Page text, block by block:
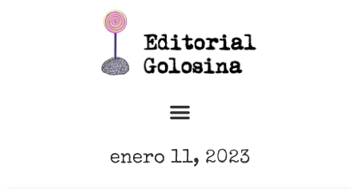
enero 11, 2023